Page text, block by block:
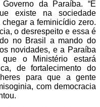
da Paraíba. “É
existe na sociedade
a feminicídio zero.
o desrespeito e essa é
no Brasil a mando do
novidades, e a Paraíba
o Ministério estará
de fortalecimento do
para que a gente
com democracia